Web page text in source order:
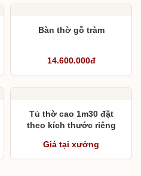
Bàn thờ gỗ tràm
14.600.000đ
Tủ thờ cao 1m30 đặt
theo kích thước riêng
Giá tại xưởng